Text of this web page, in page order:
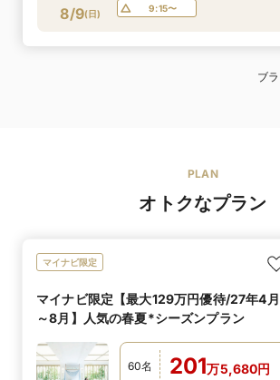
8/9(日)
おすすめ！
9:15〜
ブ
PLAN
オトクなプラン
マイナビ限定
マイナビ限定【最大129万円優待/27年4月
～8月】人気の春夏*シーズンプラン
60名 201万5,680円